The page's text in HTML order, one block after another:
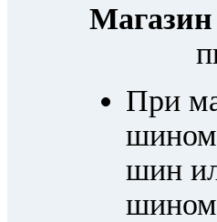
Магазин
пн-вс
При
шин